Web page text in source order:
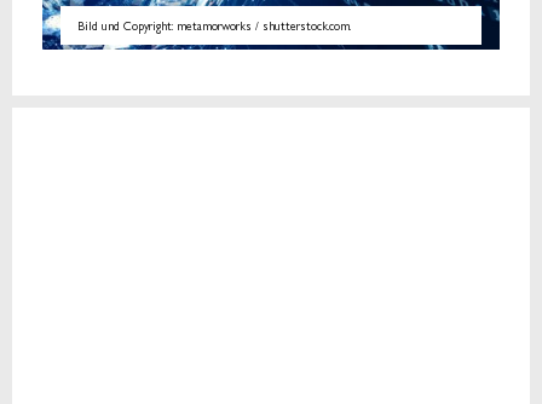
Bild und Copyright: metamorworks / shutterstock.com.